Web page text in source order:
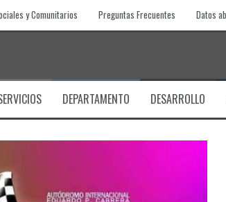
y Comunitarios Preguntas Frecuentes Datos
DEPARTAMENTO DESARROLLO